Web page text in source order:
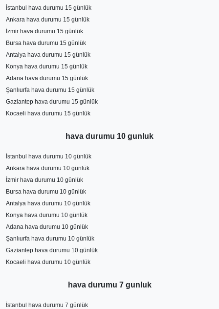
İstanbul hava durumu 15 günlük
Ankara hava durumu 15 günlük
İzmir hava durumu 15 günlük
Bursa hava durumu 15 günlük
Antalya hava durumu 15 günlük
Konya hava durumu 15 günlük
Adana hava durumu 15 günlük
Şanlıurfa hava durumu 15 günlük
Gaziantep hava durumu 15 günlük
Kocaeli hava durumu 15 günlük
hava durumu 10 gunluk
İstanbul hava durumu 10 günlük
Ankara hava durumu 10 günlük
İzmir hava durumu 10 günlük
Bursa hava durumu 10 günlük
Antalya hava durumu 10 günlük
Konya hava durumu 10 günlük
Adana hava durumu 10 günlük
Şanlıurfa hava durumu 10 günlük
Gaziantep hava durumu 10 günlük
Kocaeli hava durumu 10 günlük
hava durumu 7 gunluk
İstanbul hava durumu 7 günlük